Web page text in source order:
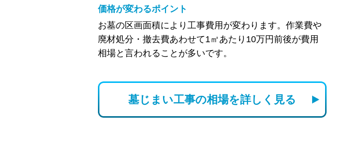
価格が変わるポイント
お墓の区画面積により工事費用が変わります。作業費や
廃材処分・撤去費あわせて1㎡あたり10万円前後が費用
相場と言われることが多いです。
墓じまい工事の相場を詳しく見る